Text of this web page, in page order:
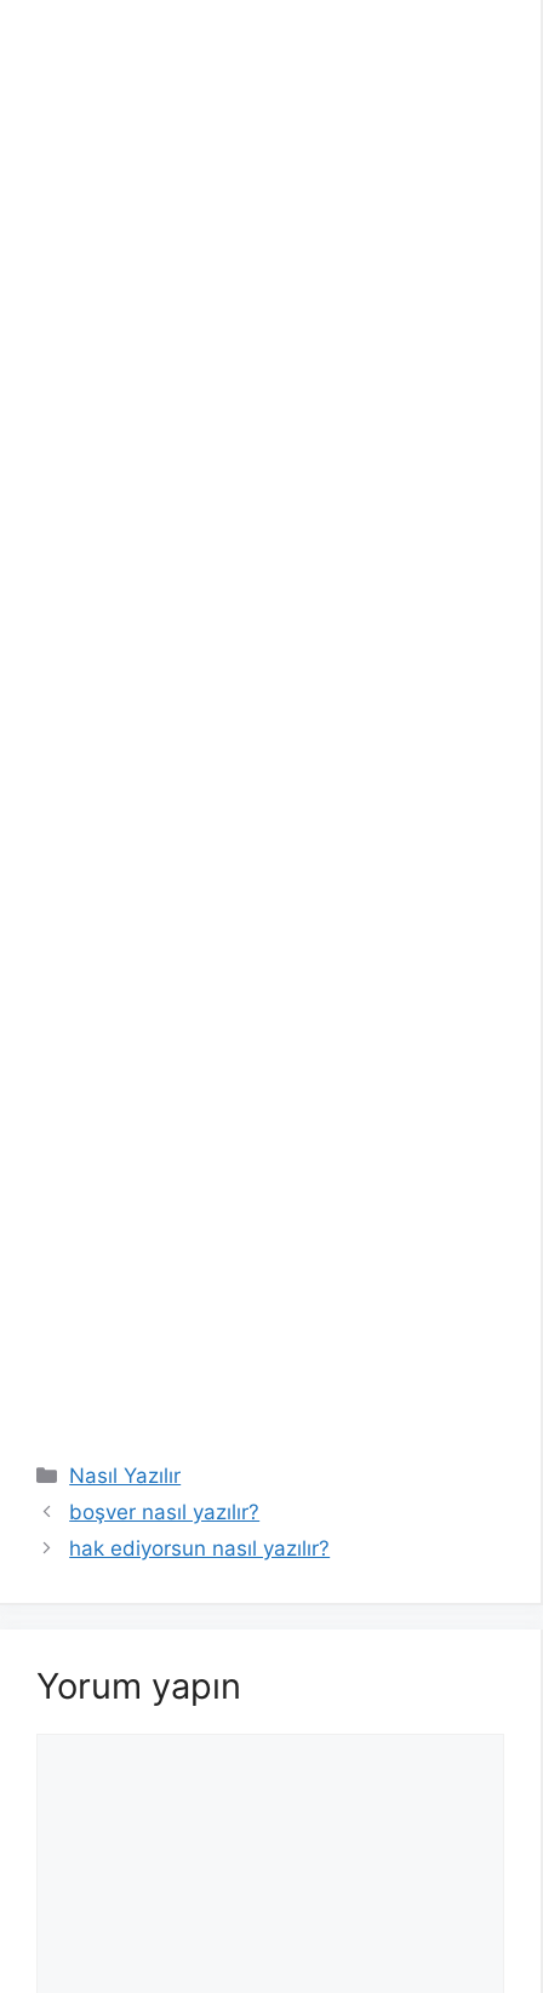
Kategoriler
Nasıl Yazılır
boşver nasıl yazılır?
hak ediyorsun nasıl yazılır?
Yorum yapın